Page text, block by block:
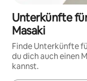
Unterkünfte
Masaki
Finde Unterkünfte
du dich auch einen
kannst.